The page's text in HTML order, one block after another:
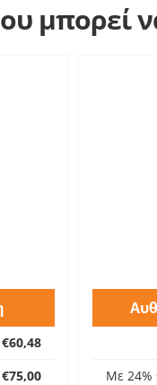
μπορεί
€60,48
€75,00
Με